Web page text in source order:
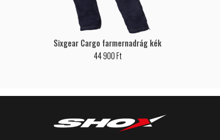
Sixgear Cargo farmernadrág kék
44 900 Ft